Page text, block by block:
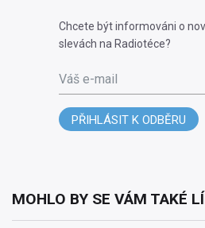
Chcete být informováni o
slevách na Radiotéce?
Váš e-mail
PŘIHLÁSIT K ODBĚRU
MOHLO BY SE VÁM TAKÉ